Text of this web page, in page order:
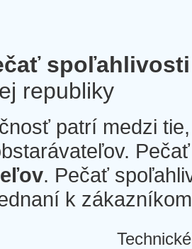
spoľahlivosti
republiky
patrí medzi
. Pečať
k